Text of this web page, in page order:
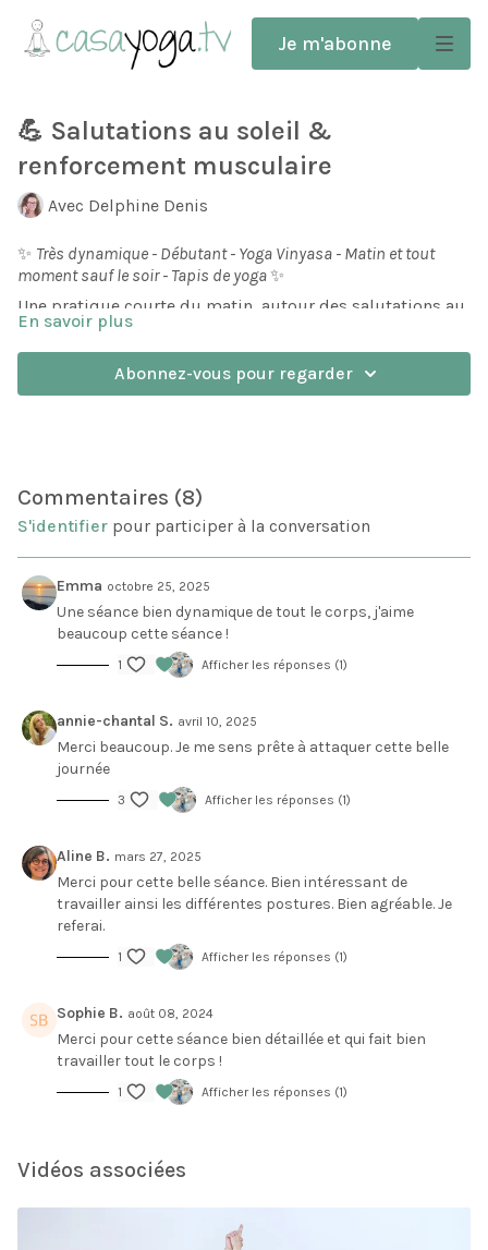
Je m'abonne
💪 Salutations au soleil &
renforcement musculaire
Avec Delphine Denis
✨ Très dynamique - Débutant - Yoga Vinyasa - Matin et tout
moment sauf le soir - Tapis de yoga✨
Une pratique courte du matin, autour des salutations au
soleil et du renforcement musculaire. Pour trouver la
confiance en soi!
Une séquence progressive pour développer la force dans
tout le corps. Travaillez les salutations, chaturanga, les
du vinyasa.
En savoir plus
Abonnez-vous pour regarder
Commentaires (8)
S'identifier pour participer à la conversation
Emma octobre 25, 2025
Une séance bien dynamique de tout le corps, j'aime
beaucoup cette séance !
1 Afficher les réponses (1)
annie-chantal S. avril 10, 2025
Merci beaucoup. Je me sens prête à attaquer cette belle
journée
3 Afficher les réponses (1)
Aline B. mars 27, 2025
Merci pour cette belle séance. Bien intéressant de
travailler ainsi les différentes postures. Bien agréable. Je
referai.
1 Afficher les réponses (1)
Sophie B. août 08, 2024
Merci pour cette séance bien détaillée et qui fait bien
travailler tout le corps !
1 Afficher les réponses (1)
Vidéos associées